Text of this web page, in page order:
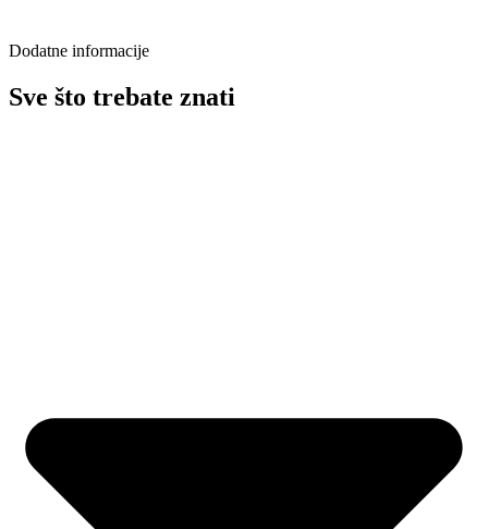
Dodatne informacije
Sve što trebate znati